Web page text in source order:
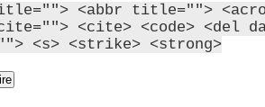
<abbr title="">
<cite> <code> <del
<s> <strike> <strong>